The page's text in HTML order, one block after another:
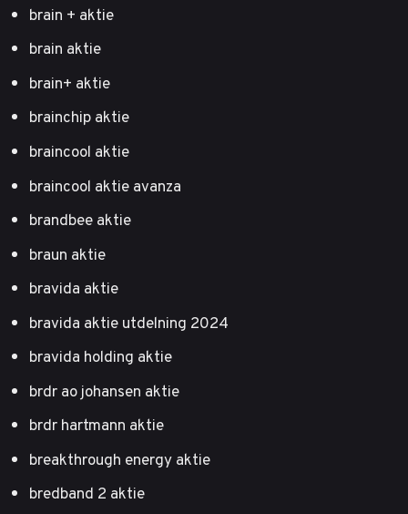
brain + aktie
brain aktie
brain+ aktie
brainchip aktie
braincool aktie
braincool aktie avanza
brandbee aktie
braun aktie
bravida aktie
bravida aktie utdelning 2024
bravida holding aktie
brdr ao johansen aktie
brdr hartmann aktie
breakthrough energy aktie
bredband 2 aktie